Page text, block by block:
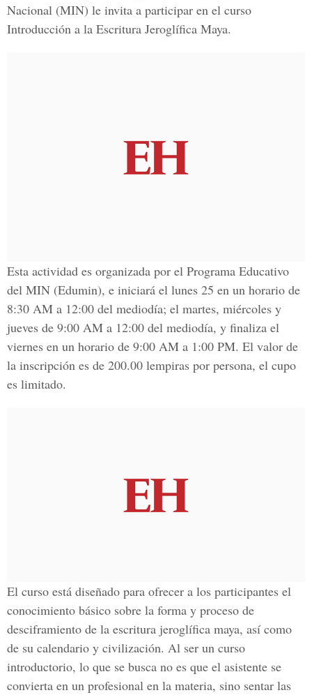
Nacional (MIN) le invita a participar en el curso
Introducción a la Escritura Jeroglífica Maya.
Esta actividad es organizada por el Programa Educativo
del MIN (Edumin), e iniciará el lunes 25 en un horario de
8:30 AM a 12:00 del mediodía; el martes, miércoles y
jueves de 9:00 AM a 12:00 del mediodía, y finaliza el
viernes en un horario de 9:00 AM a 1:00 PM. El valor de
la inscripción es de 200.00 lempiras por persona, el cupo
es limitado.
El curso está diseñado para ofrecer a los participantes el
conocimiento básico sobre la forma y proceso de
desciframiento de la escritura jeroglífica maya, así como
de su calendario y civilización. Al ser un curso
introductorio, lo que se busca no es que el asistente se
convierta en un profesional en la materia, sino sentar las